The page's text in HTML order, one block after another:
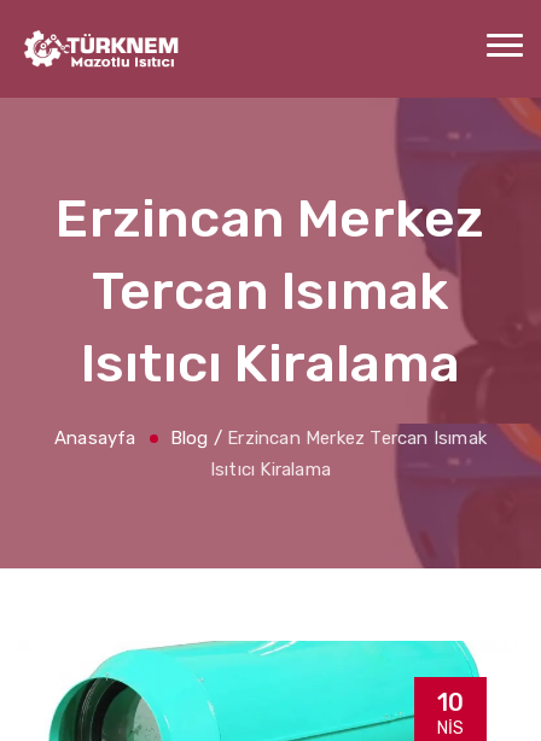
Erzincan Merkez
Tercan Isımak
Isıtıcı Kiralama
Anasayfa Blog / Erzincan Merkez Tercan Isımak
Isıtıcı Kiralama
10
NIS